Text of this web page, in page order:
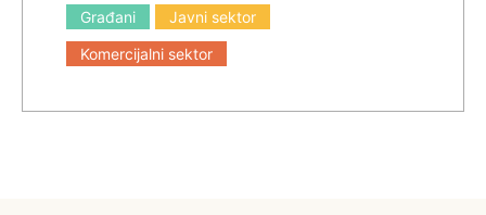
Građani
Javni sektor
Komercijalni sektor